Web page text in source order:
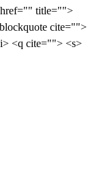
href="" title="">
cite="">
<q cite=""> <s>